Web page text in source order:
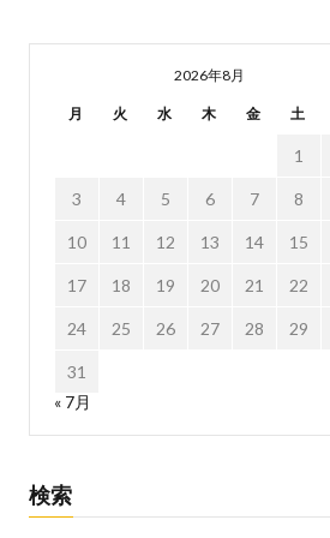
2026年8月
月 火 水 木 金 土
1
3 4 5 6 7 8
10 11 12 13 14 15
17 18 19 20 21 22
24 25 26 27 28 29
31
« 7月
検索